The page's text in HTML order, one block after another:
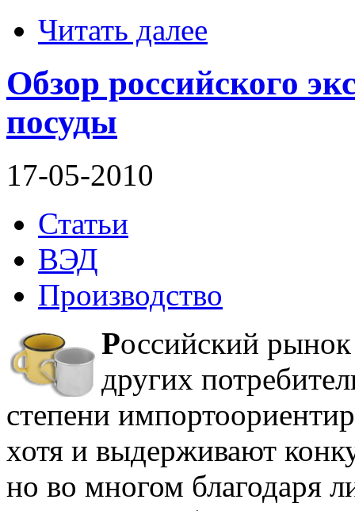
Читать далее
Обзор российского
посуды
17-05-2010
Статьи
ВЭД
Производство
Российский
других
степени
хотя и выдерживают
но во многом благодаря